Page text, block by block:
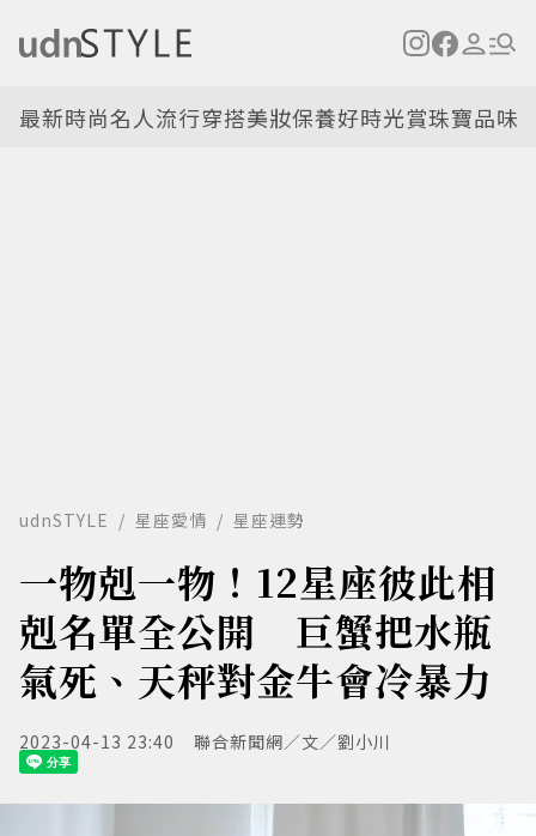
最新時尚名人流行穿搭美妝保養好時光賞珠寶品味
udnSTYLE 星座愛情 星座運勢
一物剋一物！12星座彼此相
剋名單全公開 巨蟹把水瓶
氣死、天秤對金牛會冷暴力
2023-04-13 23:40 聯合新聞網／文／劉小川